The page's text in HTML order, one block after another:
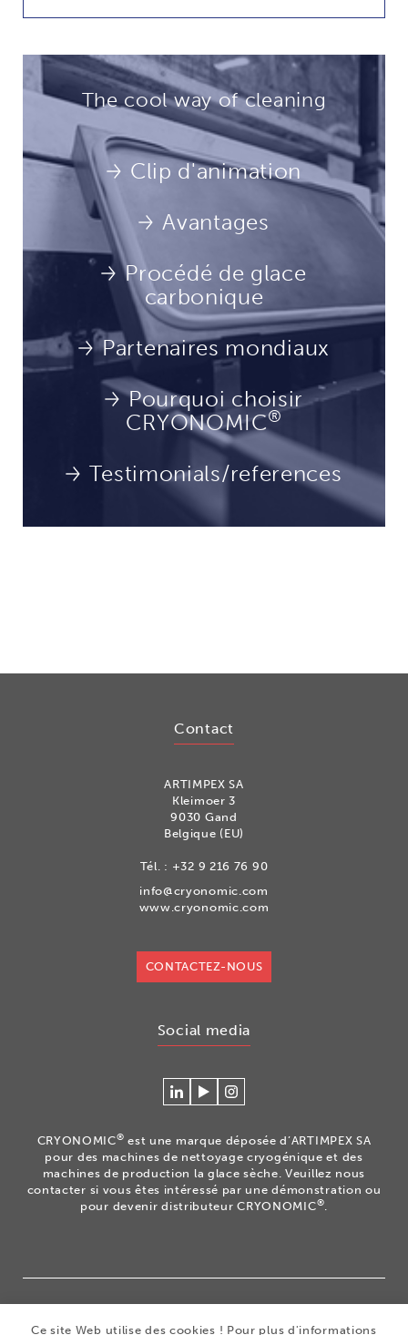
The cool way of cleaning
Clip d'animation
Avantages
Procédé de glace
carbonique
Partenaires mondiaux
Pourquoi choisir
CRYONOMIC®
Testimonials/references
Contact
ARTIMPEX SA
Kleimoer 3
9030 Gand
Belgique (EU)
Tél. : +32 9 216 76 90
info@cryonomic.com
www.cryonomic.com
CONTACTEZ-NOUS
Social media
Se
Cryonomic
sur
Linkedin
Regardez
vidéos
sur
la
chaîne
Youtube
Volg
op
Instagram
CRYONOMIC® est une marque déposée d’ARTIMPEX SA
pour des machines de nettoyage cryogénique et des
machines de production la glace sèche. Veuillez nous
contacter si vous êtes intéressé par une démonstration ou
pour devenir distributeur CRYONOMIC®.
Ce site Web utilise des cookies ! Pour plus d'informations